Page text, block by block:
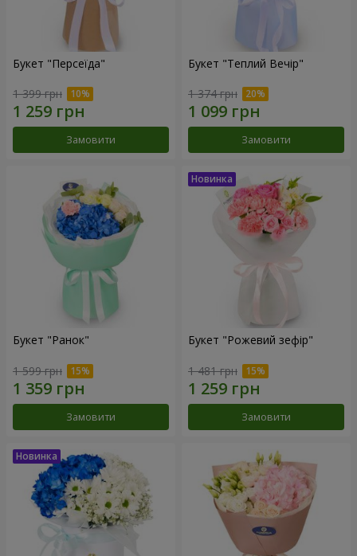
Букет "Персеїда"
1 399 грн
Замовити
Букет "Теплий Вечір"
1 374 грн
Замовити
Букет "Ранок"
1 599 грн
Замовити
Букет "Рожевий зефір"
1 481 грн
Замовити